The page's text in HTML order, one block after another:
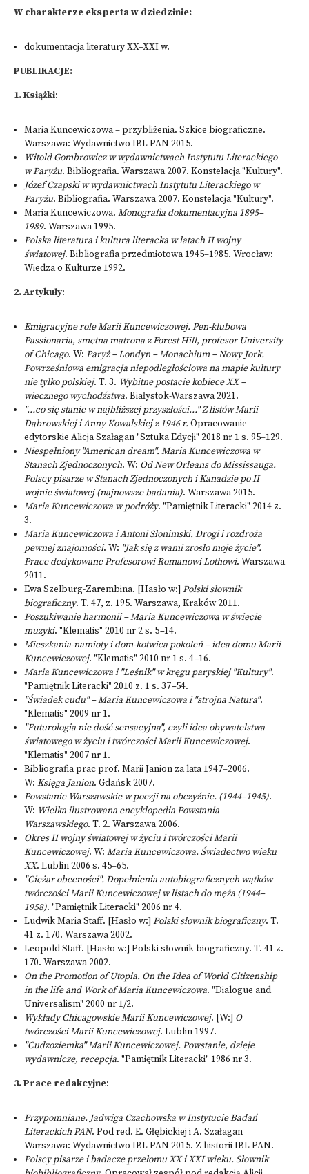
W charakterze eksperta w dziedzinie:
dokumentacja literatury XX–XXI w.
PUBLIKACJE:
1.Książki:
Maria Kuncewiczowa – przybliżenia. Szkice biograficzne.
Warszawa: Wydawnictwo IBL PAN 2015.
Witold Gombrowicz w wydawnictwach Instytutu Literackiego
w Paryżu. Bibliografia. Warszawa 2007. Konstelacja "Kultury".
Józef Czapski w wydawnictwach Instytutu Literackiego w
Paryżu. Bibliografia. Warszawa 2007. Konstelacja "Kultury".
Maria Kuncewiczowa. Monografia dokumentacyjna 1895–
1989. Warszawa 1995.
Polska literatura i kultura literacka w latach II wojny
światowej. Bibliografia przedmiotowa 1945–1985. Wrocław:
Wiedza o Kulturze 1992.
2.Artykuły:
Emigracyjne role Marii Kuncewiczowej. Pen-klubowa
Passionaria, smętna matrona z Forest Hill, profesor University
of Chicago. W: Paryż – Londyn – Monachium – Nowy Jork.
Powrześniowa emigracja niepodległościowa na mapie kultury
nie tylko polskiej. T. 3. Wybitne postacie kobiece XX –
wiecznego wychodźstwa. Białystok-Warszawa 2021.
"…co się stanie w najbliższej przyszłości…" Z listów Marii
Dąbrowskiej i Anny Kowalskiej z 1946 r. Opracowanie
edytorskie Alicja Szałagan "Sztuka Edycji" 2018 nr 1 s. 95–129.
Niespełniony "American dream". Maria Kuncewiczowa w
Stanach Zjednoczonych. W: Od New Orleans do Missis­sauga.
Polscy pisarze w Stanach Zjednoczonych i Kanadzie po II
wojnie światowej (najnowsze badania). Warszawa 2015.
Maria Kuncewiczowa w podróży. "Pamiętnik Literacki" 2014 z.
3.
Maria Kuncewiczowa i Antoni Słonimski. Drogi i rozdroża
pewnej znajomości. W: "Jak się z wami zrosło moje życie".
Prace dedykowane Profesorowi Romanowi Lothowi. Warszawa
2011.
Ewa Szelburg-Zarembina. [Hasło w:] Polski słownik
biograficzny. T. 47, z. 195. Warszawa, Kraków 2011.
Poszukiwanie harmonii – Maria Kuncewiczowa w świecie
muzyki. "Klematis" 2010 nr 2 s. 5–14.
Mieszkania-namioty i dom-kotwica pokoleń – idea domu Marii
Kuncewiczowej. "Klematis" 2010 nr 1 s. 4–16.
Maria Kuncewiczowa i "Leśnik" w kręgu paryskiej "Kultury".
"Pamiętnik Literacki" 2010 z. 1 s. 37–54.
"Świadek cudu" – Maria Kuncewiczowa i "strojna Natura".
"Klematis" 2009 nr 1.
"Futurologia nie dość sensacyjna", czyli idea obywatelstwa
światowego w życiu i twórczości Marii Kuncewiczowej.
"Klematis" 2007 nr 1.
Bibliografia prac prof. Marii Janion za lata 1947–2006.
W: Księga Janion. Gdańsk 2007.
Powstanie Warszawskie w poezji na obczyźnie. (1944–1945).
W: Wielka ilustrowana encyklopedia Powstania
Warszawskiego. T. 2. Warszawa 2006.
Okres II wojny światowej w życiu i twórczości Marii
Kuncewiczowej. W: Maria Kuncewiczowa. Świadectwo wieku
XX. Lublin 2006 s. 45–65.
"Ciężar obecności". Dopełnienia autobiograficznych wątków
twórczości Marii Kuncewiczowej w listach do męża (1944–
1958). "Pamiętnik Literacki" 2006 nr 4.
Ludwik Maria Staff. [Hasło w:] Polski słownik biograficzny. T.
41 z. 170. Warszawa 2002.
Leopold Staff. [Hasło w:] Polski słownik biograficzny. T. 41 z.
170. Warszawa 2002.
On the Promotion of Utopia. On the Idea of World Citizenship
in the life and Work of Maria Kuncewiczowa. "Dialogue and
Universalism" 2000 nr 1/2.
Wykłady Chicagowskie Marii Kuncewiczowej. [W:] O
twórczości Marii Kuncewiczowej. Lublin 1997.
"Cudzoziemka" Marii Kuncewiczowej. Powstanie, dzieje
wydawnicze, recepcja. "Pamiętnik Literacki" 1986 nr 3.
3.Prace redakcyjne:
Przypomniane. Jadwiga Czachowska w Instytucie Badań
Literackich PAN. Pod red. E. Głębickiej i A. Szałagan
Warszawa: Wydawnictwo IBL PAN 2015. Z historii IBL PAN.
Polscy pisarze i badacze przełomu XX i XXI wieku. Słownik